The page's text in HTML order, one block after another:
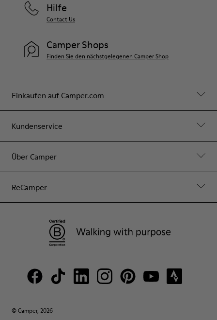
Einkaufen auf Camper.com
Kundenservice
Über Camper
ReCamper
Hilfe
Contact Us
Camper Shops
Finden Sie den nächstgelegenen Camper Shop
© Camper, 2026